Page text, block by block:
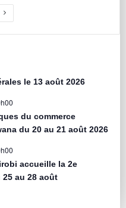
le 13 août 2026
du commerce
du 20 au 21 août 2026
accueille la 2e
25 au 28 août